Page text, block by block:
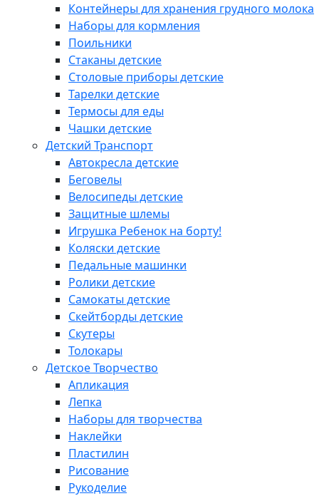
Контейнеры для хранения грудного молока
Наборы для кормления
Поильники
Стаканы детские
Столовые приборы детские
Тарелки детские
Термосы для еды
Чашки детские
Детский Транспорт
Автокресла детские
Беговелы
Велосипеды детские
Защитные шлемы
Игрушка Ребенок на борту!
Коляски детские
Педальные машинки
Ролики детские
Самокаты детские
Скейтборды детские
Скутеры
Толокары
Детское Творчество
Апликация
Лепка
Наборы для творчества
Наклейки
Пластилин
Рисование
Рукоделие